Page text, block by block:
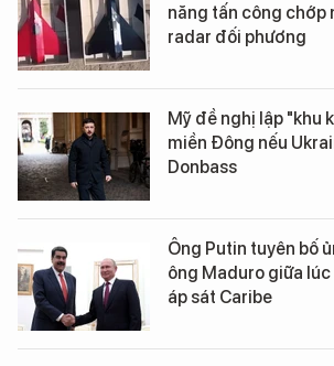
năng tấn công chớp
radar đối phương
Mỹ đề nghị lập "khu
miền Đông nếu
Donbass
Ông Putin tuyên bố
ông Maduro giữa
áp sát Caribe